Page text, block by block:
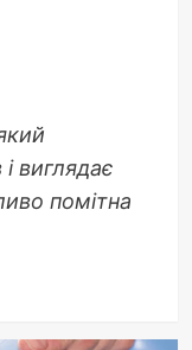
виглядає
помітна